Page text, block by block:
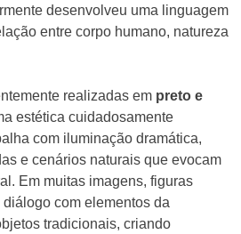
desenvolveu uma linguagem
entre corpo humano, natureza
realizadas em preto e
estética cuidadosamente
com iluminação dramática,
e cenários naturais que evocam
Em muitas imagens, figuras
com elementos da
tradicionais, criando